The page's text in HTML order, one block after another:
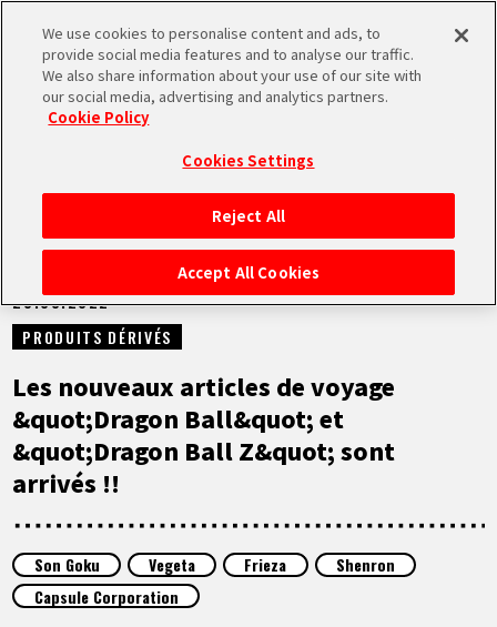
MEN
ACCUEIL
NEWS
À NE PAS MANQUER
VIDÉOS
À PROPOS
NEWS
28.03.2022
PRODUITS DÉRIVÉS
Les nouveaux articles de voyage
&quot;Dragon Ball&quot; et
&quot;Dragon Ball Z&quot; sont
arrivés !!
Son Goku Vegeta Frieza
Shenron
Capsule Corporation
We use cookies to personalise content and ads, to
provide social media features and to analyse our traffic.
We also share information about your use of our site with
our social media, advertising and analytics partners.
Cookie Policy
Cookies Settings
Reject All
Accept All Cookies